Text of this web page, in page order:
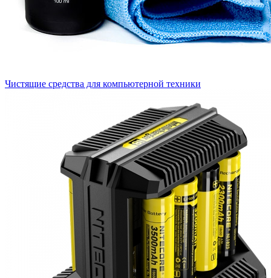
Чистящие средства для компьютерной техники